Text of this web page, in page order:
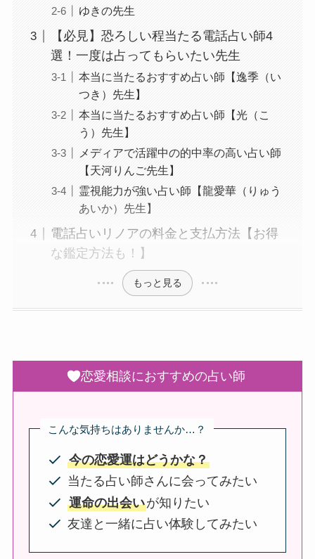
ゆきの先生
【必見】恐ろしい程当たる電話占い師4
選！一度は占ってもらいたい先生
本当に当たるおすすめ占い師【逸季（い
つき）先生】
本当に当たるおすすめ占い師【光（こ
う）先生】
メディアで活躍中の的中率の高い占い師
【天河りんご先生】
霊視能力が強い占い師【龍愛華（りゅう
あいか）先生】
電話占いリノアの料金と支払方法【お得
な鑑定方法も！】
もっと見る
恋愛相談におすすめの占い師
こんな気持ちはありませんか…？
今の恋愛運はどうかな？
当たる占い師さんに会ってみたい
運命の出会いが知りたい
友達と一緒に占い体験してみたい